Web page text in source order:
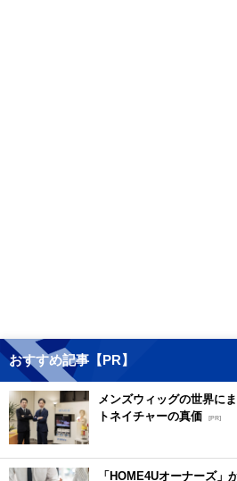
おすすめ記事【PR】
メンズウィッグの世界に
トネイチャーの真価 [PR]
「HOME4Uオーナーズ」